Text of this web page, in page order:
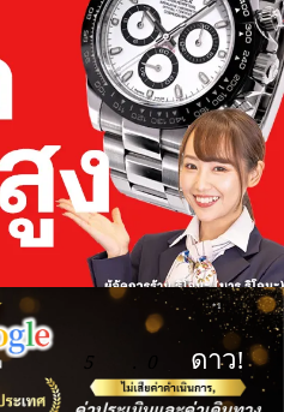
5 ดาว!
*1